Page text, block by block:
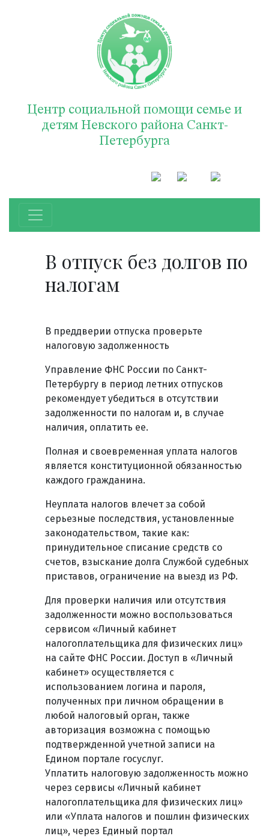
Центр социальной помощи семье и
детям Невского района Санкт-
Петербурга
В отпуск без долгов по
налогам
В преддверии отпуска проверьте
налоговую задолженность
Управление ФНС России по Санкт-
Петербургу в период летних отпусков
рекомендует убедиться в отсутствии
задолженности по налогам и, в случае
наличия, оплатить ее.
Полная и своевременная уплата налогов
является конституционной обязанностью
каждого гражданина.
Неуплата налогов влечет за собой
серьезные последствия, установленные
законодательством, такие как:
принудительное списание средств со
счетов, взыскание долга Службой судебных
приставов, ограничение на выезд из РФ.
Для проверки наличия или отсутствия
задолженности можно воспользоваться
сервисом «Личный кабинет
налогоплательщика для физических лиц»
на сайте ФНС России. Доступ в «Личный
кабинет» осуществляется с
использованием логина и пароля,
полученных при личном обращении в
любой налоговый орган, также
авторизация возможна с помощью
подтвержденной учетной записи на
Едином портале госуслуг.
Уплатить налоговую задолженность можно
через сервисы «Личный кабинет
налогоплательщика для физических лиц»
или «Уплата налогов и пошлин физических
лиц», через Единый портал